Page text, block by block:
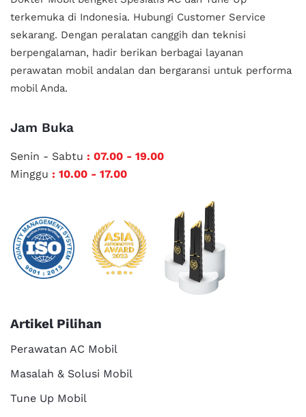
terkemuka di Indonesia. Hubungi Customer Service
sekarang. Dengan peralatan canggih dan teknisi
berpengalaman, hadir berikan berbagai layanan
perawatan mobil andalan dan bergaransi untuk performa
mobil Anda.
Jam Buka
Senin - Sabtu : 07.00 - 19.00
Minggu : 10.00 - 17.00
Artikel Pilihan
Perawatan AC Mobil
Masalah & Solusi Mobil
Tune Up Mobil